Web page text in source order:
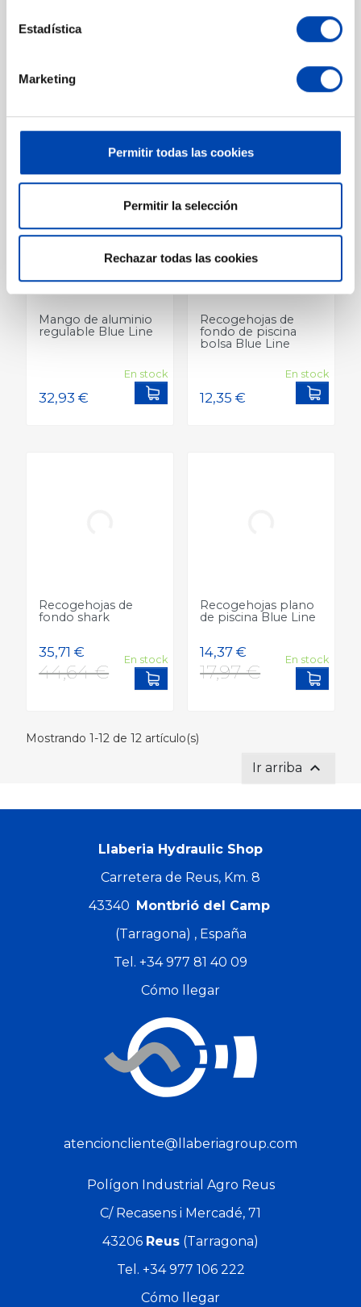
Estadística
Marketing
Permitir todas las cookies
Permitir la selección
Rechazar todas las cookies
Precio Precio
42,80 €
Precio
Consúltenos
Precio
25,95 €
Limpiafondos
264,26 €
manual conexión
En stock
Mango de aluminio
regulable Blue Line
En stock
Add to cart
Recogehojas de
fondo de piscina
bolsa Blue Line
En stock
Add
Recogehojas de
fondo shark
En stock
Add to cart
Recogehojas plano
de piscina Blue Line
En stock
Add
Mostrando 1-12 de 12 artículo(s)
Ir arriba 
Llaberia Hydraulic Shop
Carretera de Reus, Km. 8
43340 Montbrió del Camp
(Tarragona) , España
Tel. +34 977 81 40 09
Cómo llegar
atencioncliente@llaberiagroup.com
Polígon Industrial Agro Reus
C/ Recasens i Mercadé, 71
43206 Reus (Tarragona)
Tel. +34 977 106 222
Cómo llegar